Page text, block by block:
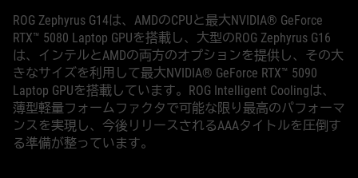
ROG Zephyrus G14は、AMDのCPUと最大NVIDIA® GeForce
RTX™ 5080 Laptop GPUを搭載し、大型のROG Zephyrus G16
は、インテルとAMDの両方のオプションを提供し、その大
きなサイズを利用して最大NVIDIA® GeForce RTX™ 5090
Laptop GPUを搭載しています。ROG Intelligent Coolingは、
薄型軽量フォームファクタで可能な限り最高のパフォーマ
ンスを実現し、今後リリースされるAAAタイトルを圧倒す
る準備が整っています。